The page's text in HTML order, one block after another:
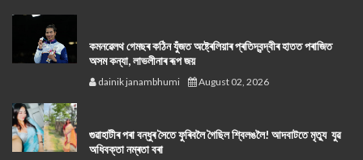
কমনৱেলথ গেমছৰ কঠিন যুঁজত অষ্ট্ৰেলিয়াৰ প্ৰতিদ্বন্দ্বীৰ হাতত পৰাজিত
অসম কন্যা, লাভলীনাৰ ৰূপ জয়
dainik janambhumi August 02, 2026
গুৱাহাটীৰ পৰা বন্ধুৰ সৈতে ফুৰিবলৈ গৈছিল শ্বিলঙলৈ! আদবাটতে মৃত্যু যুৱ
অধিবক্তা নম্ৰতা বৰা